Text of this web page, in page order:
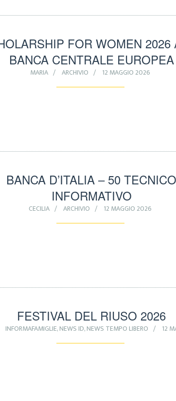
FOR WOMEN 2026
BANCA CENTRALE EUROPEA
MARIA ARCHIVIO 12 MAGGIO 2026
BANCA D’ITALIA – 50 TECNICO
INFORMATIVO
CECILIA ARCHIVIO 12 MAGGIO 2026
FESTIVAL DEL RIUSO 2026
INFORMAFAMIGLIE,NEWS ID,NEWS TEMPO LIBERO 12